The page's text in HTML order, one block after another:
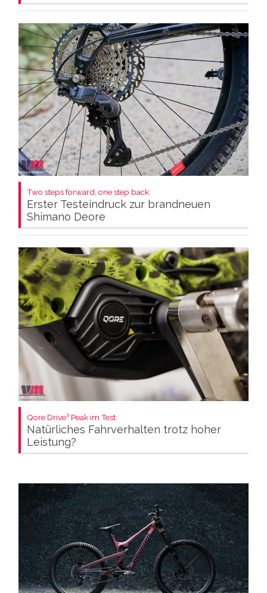
Two steps forward, one step back:
Erster Testeindruck zur brandneuen
Shimano Deore
Qore Drive³ Peak im Test:
Natürliches Fahrverhalten trotz hoher
Leistung?